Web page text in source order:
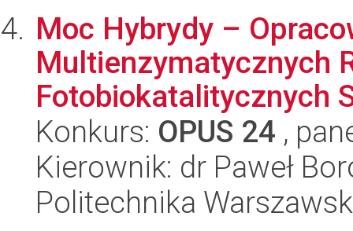
Moc Hybrydy –
Multienzymatycznych
Fotobiokatalitycznych
Konkurs: OPUS 24 ,
Kierownik: dr Paweł
Politechnika